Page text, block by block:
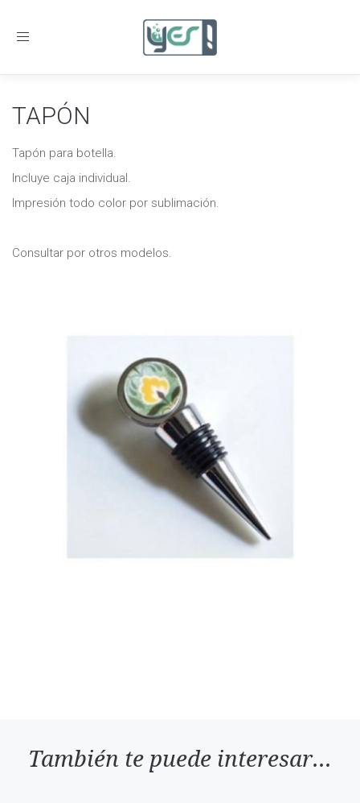
Toggle
TAPÓN
Tapón para botella.
Incluye caja individual.
Impresión todo color por sublimación.
Consultar por otros modelos.
También te puede interesar...